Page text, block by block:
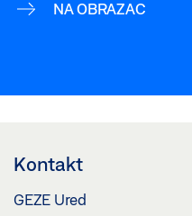
NA OBRAZAC
Kontakt
GEZE Ured